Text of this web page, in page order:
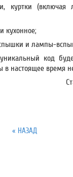
куртки
кухонное;
и лампы-
код
в настоящее время
« НАЗАД